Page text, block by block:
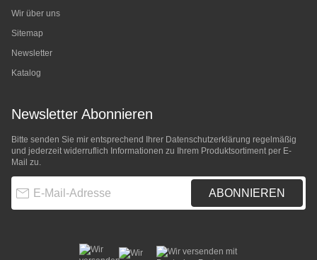
Wir über uns
Sitemap
Newsletter
Katalog
Newsletter Abonnieren
Bitte senden Sie mir entsprechend Ihrer Datenschutzerklärung regelmäßig
und jederzeit widerruflich Informationen zu Ihrem Produktsortiment per E-
Mail zu.
ABONNIEREN